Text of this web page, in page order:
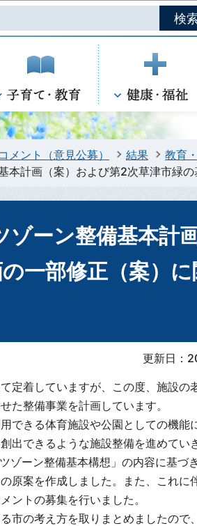
このページの本文へ移動
メント（意見公募） 結果
教育
本計画（案）および第2次草津市緑
ーン整備基本計
一部修正（案）
更新日：
定着していますが、この度、施設の
た整備事業を計画しています。
できる体育施設や公園としての機能
出できるような施設整備を進めてい
ーン整備基本構想」の内容に基づ
原案を作成しました。また、これに
ントの募集を行いました。
市の考え方を取りまとめましたので